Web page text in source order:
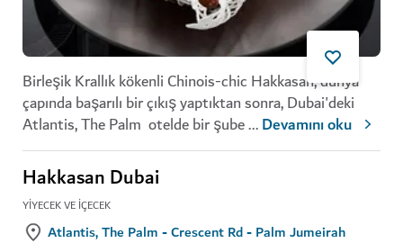
Birleşik Krallık kökenli Chinois-chic Hakkasan, dünya
çapında başarılı bir çıkış yaptıktan sonra, Dubai'deki
Atlantis, The Palm otelde bir şube...Devamını oku
Hakkasan Dubai
YIYECEK VE İÇECEK
Atlantis, The Palm - Crescent Rd - Palm Jumeirah